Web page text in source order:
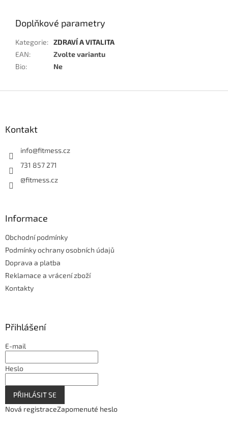
Doplňkové parametry
Kategorie: ZDRAVÍ A VITALITA
EAN:
Zvolte variantu
Bio: Ne
Kontakt
info@fitmess.cz
731 857 271
@fitmess.cz
Informace
Obchodní podmínky
Podmínky ochrany osobních údajů
Doprava a platba
Reklamace a vrácení zboží
Kontakty
Přihlášení
E-mail
Heslo
PŘIHLÁSIT SE
Nová registraceZapomenuté heslo